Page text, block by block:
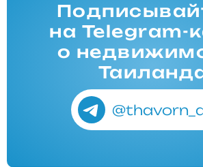
на Telegram-
о